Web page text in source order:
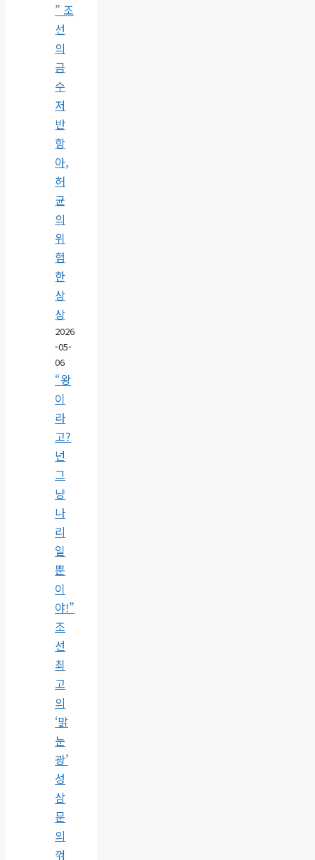
” 조
선
의
금
수
저
반
항
아,
허
균
의
위
험
한
상
상
2026
-05-
06
“왕
이
라
고?
넌
그
냥
나
리
일
뿐
이
야!”
조
선
최
고
의
‘맑
눈
광’
성
삼
문
의
꺾